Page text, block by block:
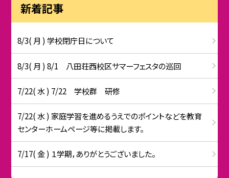
新着記事
8/3( 月 ) 学校閉庁日について
8/3( 月 ) 8/1 八田荘西校区サマーフェスタの巡回
7/22( 水 ) 7/22 学校群 研修
7/22( 水 ) 家庭学習を進めるうえでのポイントなどを教育
センターホームページ等に掲載します。
7/17( 金 ) １学期，ありがとうございました。